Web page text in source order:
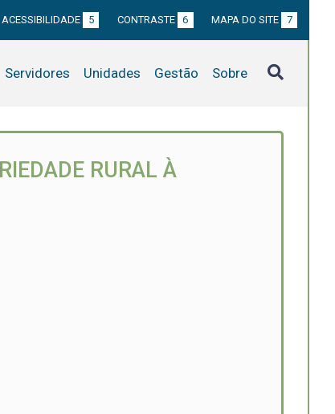
ACESSIBILIDADE 5 CONTRASTE 6 MAPA DO SITE 7
Servidores Unidades Gestão Sobre
RURAL À